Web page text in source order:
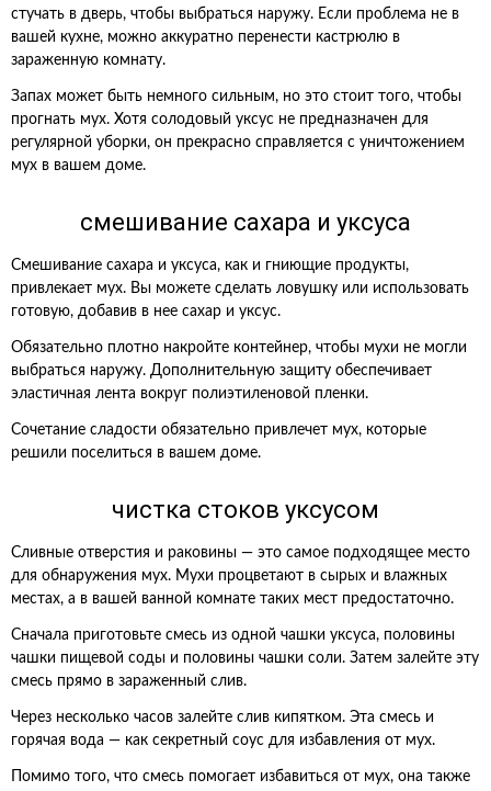
стучать в дверь, чтобы выбраться наружу. Если проблема не в
вашей кухне, можно аккуратно перенести кастрюлю в
зараженную комнату.
Запах может быть немного сильным, но это стоит того, чтобы
прогнать мух. Хотя солодовый уксус не предназначен для
регулярной уборки, он прекрасно справляется с уничтожением
мух в вашем доме.
смешивание сахара и уксуса
Смешивание сахара и уксуса, как и гниющие продукты,
привлекает мух. Вы можете сделать ловушку или использовать
готовую, добавив в нее сахар и уксус.
Обязательно плотно накройте контейнер, чтобы мухи не могли
выбраться наружу. Дополнительную защиту обеспечивает
эластичная лента вокруг полиэтиленовой пленки.
Сочетание сладости обязательно привлечет мух, которые
решили поселиться в вашем доме.
чистка стоков уксусом
Сливные отверстия и раковины — это самое подходящее место
для обнаружения мух. Мухи процветают в сырых и влажных
местах, а в вашей ванной комнате таких мест предостаточно.
Сначала приготовьте смесь из одной чашки уксуса, половины
чашки пищевой соды и половины чашки соли. Затем залейте эту
смесь прямо в зараженный слив.
Через несколько часов залейте слив кипятком. Эта смесь и
горячая вода — как секретный соус для избавления от мух.
Помимо того, что смесь помогает избавиться от мух, она также